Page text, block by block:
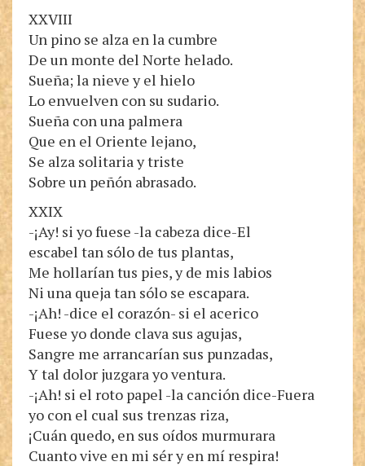
XXVIII
Un pino se alza en la cumbre
De un monte del Norte helado.
Sueña; la nieve y el hielo
Lo envuelven con su sudario.
Sueña con una palmera
Que en el Oriente lejano,
Se alza solitaria y triste
Sobre un peñón abrasado.
XXIX
-¡Ay! si yo fuese -la cabeza dice-El
escabel tan sólo de tus plantas,
Me hollarían tus pies, y de mis labios
Ni una queja tan sólo se escapara.
-¡Ah! -dice el corazón- si el acerico
Fuese yo donde clava sus agujas,
Sangre me arrancarían sus punzadas,
Y tal dolor juzgara yo ventura.
-¡Ah! si el roto papel -la canción dice-Fuera
yo con el cual sus trenzas riza,
¡Cuán quedo, en sus oídos murmurara
Cuanto vive en mi sér y en mí respira!